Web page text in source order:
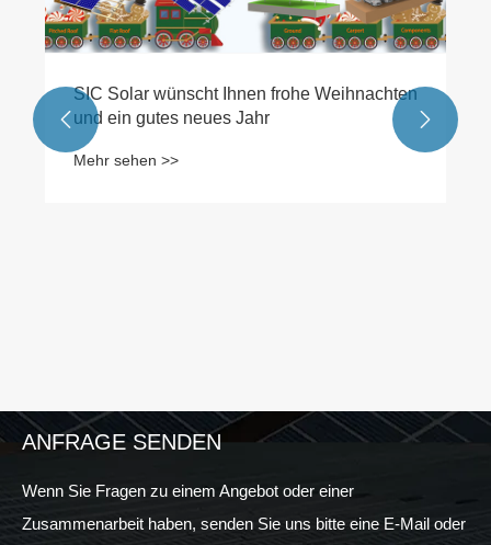
 
ANFRAGE SENDEN
Wenn Sie Fragen zu einem Angebot oder einer
Zusammenarbeit haben, senden Sie uns bitte eine E-Mail oder